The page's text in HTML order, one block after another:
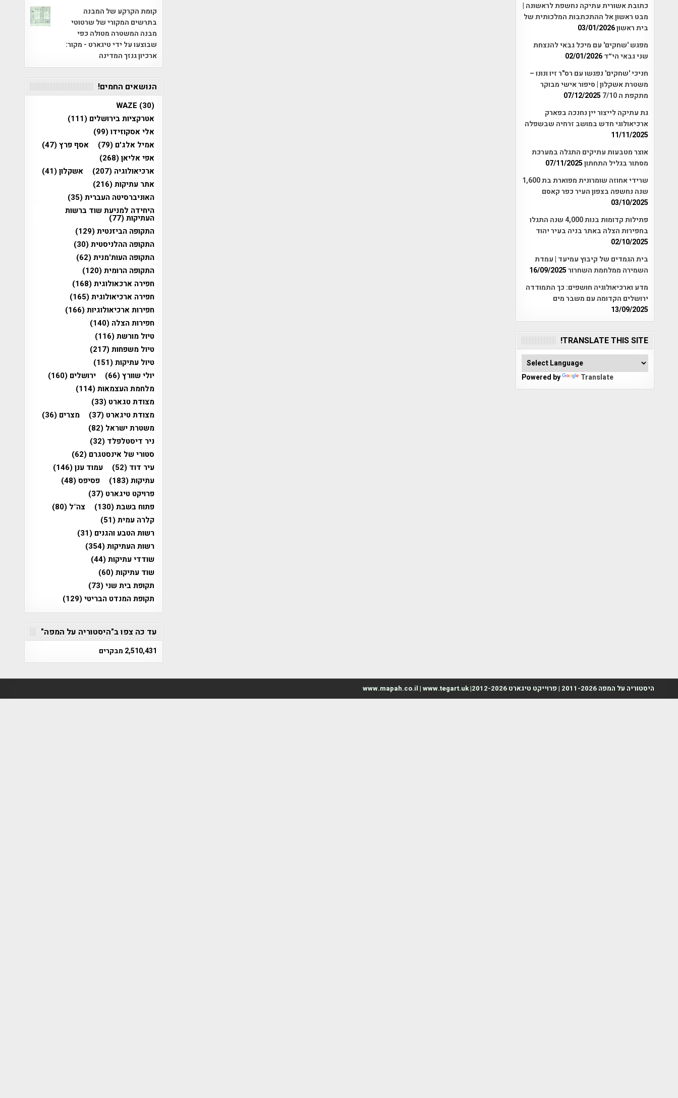
כתובת אשורית עתיקה נחשפת לראשונה |
מבט ראשון אל ההתכתבות המלכותית של
בית ראשון03/01/2026
מפגש 'שחקים' עם מיכל גבאי להנצחת
שני גבאי הי״ד02/01/2026
חניכי 'שחקים' נפגשו עם רס"ר זיו ונונו –
משטרת אשקלון | סיפור אישי מבוקר
מתקפת ה 7/10
07/12/2025
גת עתיקה לייצור יין נחנכה בפארק
ארכיאולוגי חדש במושב זרחיה שבשפלה
11/11/2025
אוצר מטבעות עתיקים התגלה במערכת
מסתור בגליל התחתון07/11/2025
שרידי אחוזה שומרונית מפוארת בת 1,600
שנה נחשפה בצפון העיר כפר קאסם
03/10/2025
פתילות קדומות בנות 4,000 שנה התגלו
בחפירות הצלה באתר בניה בעיר יהוד
02/10/2025
בית הגמדים של קיבוץ עמיעד | עמדת
השמירה ממלחמת השחרור16/09/2025
מדע וארכיאולוגיה חושפים: כך התמודדה
ירושלים הקדומה עם משבר מים
13/09/2025
TRANSLATE THIS SITE!
Powered by Translate
קומת הקרקע של המבנה
בתרשים המקורי של שרטוטי
מבנה המשטרה מטולה כפי
שבוצעו על ידי טיגארט - מקור:
ארכיון גנזך המדינה
הנושאים החמים!
WAZE (30)
אטרקציות בירושלים (111)
אלי אסקוזידו(99)
אמיל אלג'ם (79) אסף פרץ(47)
אפי אליאן(268)
ארכיאולוגיה (207) אשקלון(41)
אתר עתיקות(216)
האוניברסיטה העברית(35)
היחידה למניעת שוד ברשות
העתיקות(77)
התקופה הביזנטית(129)
התקופה ההלניסטית(30)
התקופה העות'מנית(62)
התקופה הרומית(120)
חפירה ארכאולוגית(168)
חפירה ארכיאולוגית(165)
חפירות ארכיאולוגיות(166)
חפירות הצלה (140)
טיול מורשת(116)
טיול משפחות(217)
טיול עתיקות(151)
יולי שוורץ(66) ירושלים (160)
מלחמת העצמאות(114)
מצודת טגארט (33)
מצודת טיגארט (37) מצרים (36)
משטרת ישראל (82)
ניר דיסטלפלד (32)
סטורי של אינסטגרם (62)
עיר דוד (52) עמוד ענן(146)
עתיקות(183) פסיפס(48)
פרויקט טיגארט (37)
פתוח בשבת(130) צה"ל (80)
קלרה עמית(51)
רשות הטבע והגנים (31)
רשות העתיקות(354)
שודדי עתיקות(44)
שוד עתיקות(60)
תקופת בית שני(73)
תקופת המנדט הבריטי(129)
עד כה צפו ב"היסטוריה על המפה"
2,510,431 מבקרים
היסטוריה על המפה 2011-2026 | פרוייקט טיגארט 2012-2026| www.mapah.co.il | www.tegart.uk